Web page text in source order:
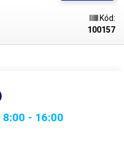
Kód:
100157
8:00 - 16:00